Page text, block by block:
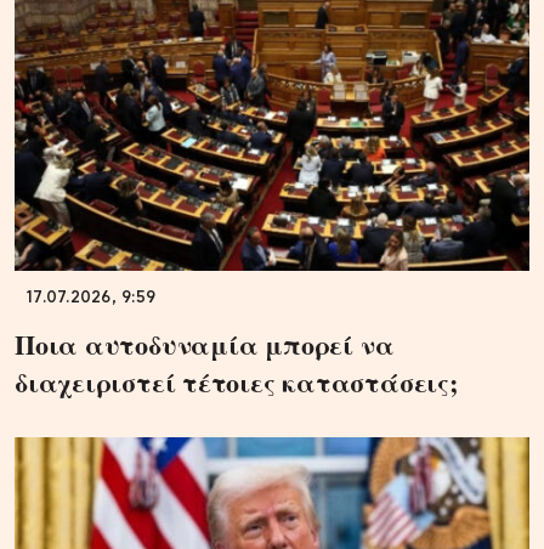
17.07.2026, 9:59
Ποια αυτοδυναμία μπορεί να
διαχειριστεί τέτοιες καταστάσεις;